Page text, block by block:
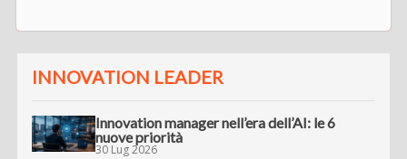
INNOVATION LEADER
Innovation manager nell’era dell’AI: le 6
nuove priorità
30 Lug 2026